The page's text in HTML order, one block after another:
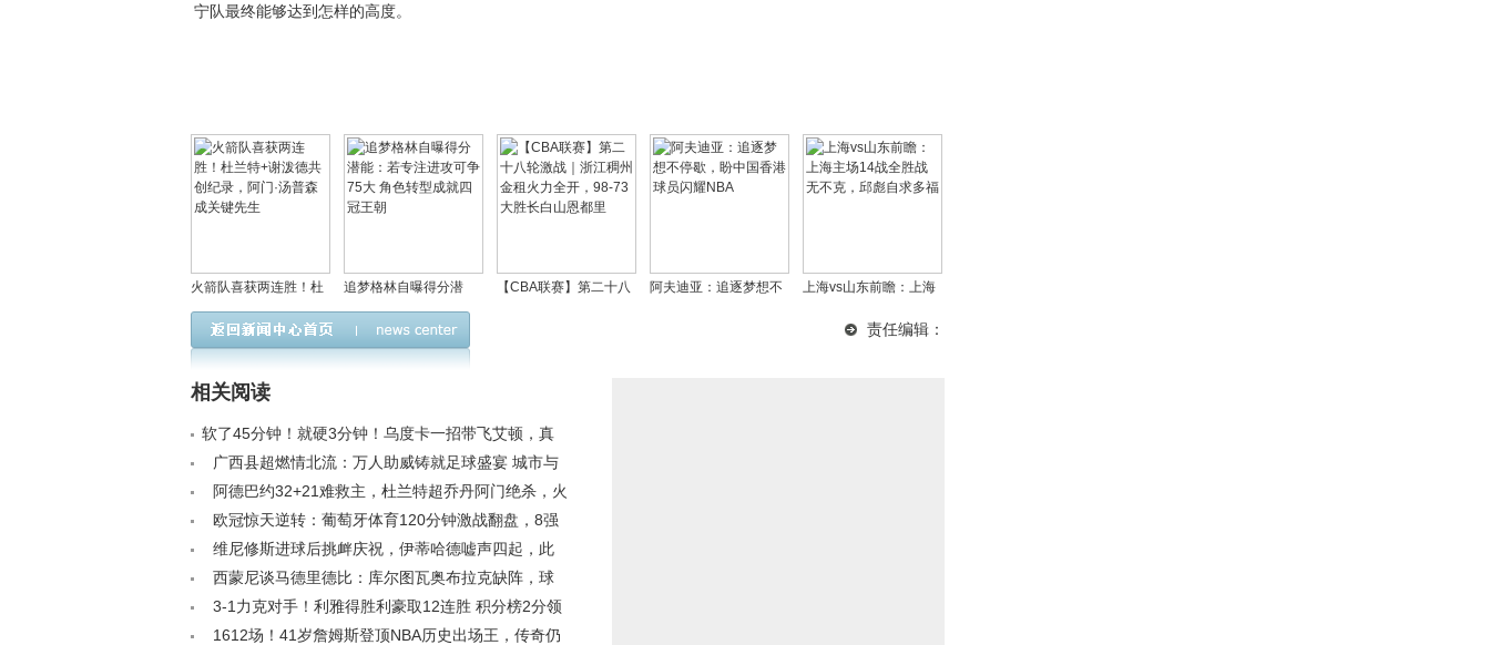
宁队最终能够达到怎样的高度。
火箭队喜获两连胜！杜
兰特+谢泼德共创纪录，
阿门·汤普森成关键先生
追梦格林自曝得分潜
能：若专注进攻可争75
大 角色转型成就四冠王
【CBA联赛】第二十八
阿夫迪亚：追逐梦想不
上海vs山东前瞻：上海
克，邱彪自求多福
责任编辑：
相关阅读
软了45分钟！就硬3分钟！乌度卡一招带飞艾顿，真
五毒罪人啊！< /a>
广西县超燃情北流：万人助威铸就足球盛宴 城市与
球队共谱热血篇章< /a>
阿德巴约32+21难救主，杜兰特超乔丹阿门绝杀，火
箭逆转热火< /a>
欧冠惊天逆转：葡萄牙体育120分钟激战翻盘，8强
战将迎战阿森纳< /a>
维尼修斯进球后挑衅庆祝，伊蒂哈德嘘声四起，此
前还曾遭遇种族歧视< /a>
西蒙尼谈马德里德比：库尔图瓦奥布拉克缺阵，球
迷成最大输家< /a>
3-1力克对手！利雅得胜利豪取12连胜 积分榜2分领
跑 C罗失点获低分< /a>
1612场！41岁詹姆斯登顶NBA历史出场王，传奇仍